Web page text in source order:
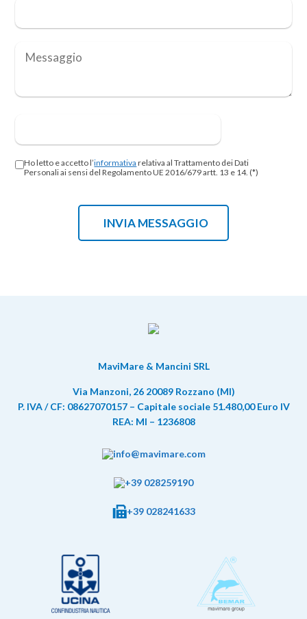
Ho letto e accetto l’informativa relativa al Trattamento dei Dati
Personali ai sensi del Regolamento UE 2016/679 artt. 13 e 14. (*)
MaviMare & Mancini SRL
Via Manzoni, 26 20089 Rozzano (MI)
P. IVA / CF: 08627070157 – Capitale sociale 51.480,00 Euro IV
REA: MI – 1236808
info@mavimare.com
+39 028259190
+39 028241633